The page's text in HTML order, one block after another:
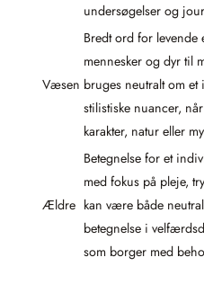
undersøgelser og
Væsen
Bredt ord for levende
mennesker og dyr til
bruges neutralt om
stilistiske nuancer,
karakter, natur eller
Ældre
Betegnelse for et
med fokus på pleje,
kan være både
betegnelse i
som borger med